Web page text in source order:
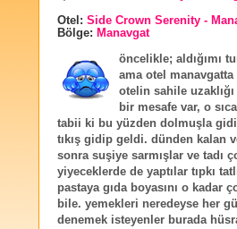
Otel: Side Crown Serenity -
Bölge: Manavgat
öncelikle; aldığımı
ama otel
otelin sahile
bir mesafe var, o
tabii ki bu yüzden dolmuşla
tıkış gidip geldi. dünden
sonra suşiye sarmışlar ve tadı
yiyeceklerde de yaptılar tıpkı
pastaya gıda boyasını o kadar
bile. yemekleri neredeyse her
denemek isteyenler burada